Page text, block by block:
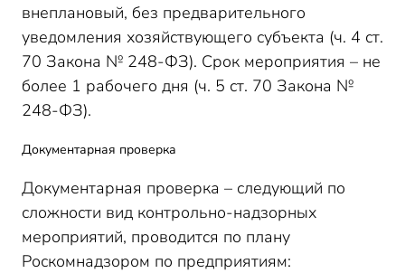
внеплановый, без предварительного
уведомления хозяйствующего субъекта (ч. 4 ст.
70 Закона № 248-ФЗ). Срок мероприятия – не
более 1 рабочего дня (ч. 5 ст. 70 Закона №
248-ФЗ).
Документарная проверка
Документарная проверка – следующий по
сложности вид контрольно-надзорных
мероприятий, проводится по плану
Роскомнадзором по предприятиям: